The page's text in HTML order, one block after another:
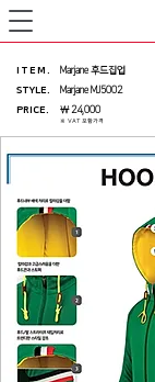
ITEM .
Marjane 후드집업
STYLE.
Marjane MJ5002
PRICE.
※ VAT 포함가격
￦ 24,000